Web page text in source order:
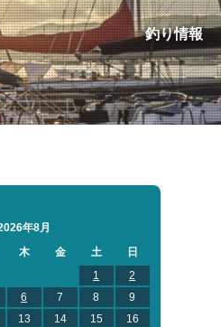
釣り情報
年8月
木 金 土
日
1
2
6 7 8
9
13 14 15
16